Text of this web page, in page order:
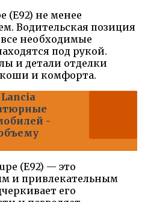
(E92) не менее
Водительская позиция
необходимые
под рукой.
и детали отделки
и комфорта.
Lancia
-
(E92) — это
и привлекательным
его